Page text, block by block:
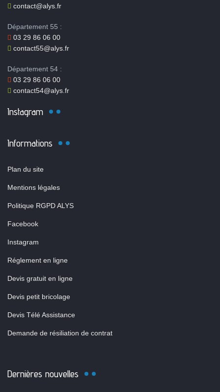
contact@alys.fr
Département 55 :
03 29 86 06 00
contact55@alys.fr
Département 54 :
03 29 86 06 00
contact54@alys.fr
Instagram
Informations
Plan du site
Mentions légales
Politique RGPD ALYS
Facebook
Instagram
Réglement en ligne
Devis gratuit en ligne
Devis petit bricolage
Devis Télé Assistance
Demande de résiliation de contrat
Dernières nouvelles